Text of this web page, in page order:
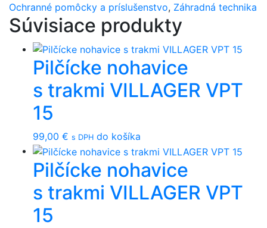
Ochranné pomôcky a príslušenstvo, Záhradná technika
Súvisiace produkty
Pilčícke nohavice
s trakmi VILLAGER VPT
15
99,00 € s DPH do košíka
Pilčícke nohavice
s trakmi VILLAGER VPT
15